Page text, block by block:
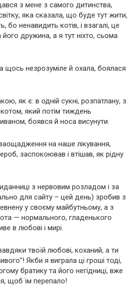
з мене з самого дитинства,
яка сказала, що буде тут жити,
бо ненавидить котів, і взагалі, це
дружина, а я тут ніхто, сьома
щось незрозуміле й охала, боялася
як є: в одній сукні, розпатлану, з
який потім тиждень
боявся й носа висунути.
на наше лікування,
заспокоював і втішав, як рідну
з нервовим розладом і за
для сайту – цей день) зробив з
у своєму майбутньому, а з
— нормального, гладенького
в любові і мирі.
твоїй любові, коханий, а ти
Якби я виграла ці гроші тоді,
братику та його негідниці, вже
щоб їм перепало!